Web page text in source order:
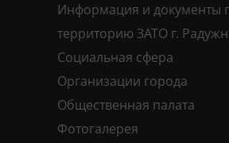
Информация и документы
территорию ЗАТО г.
Социальная сфера
Организации города
Общественная палата
Фотогалерея